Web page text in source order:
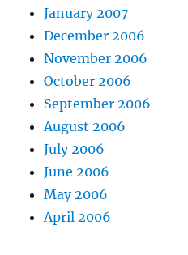
January 2007
December 2006
November 2006
October 2006
September 2006
August 2006
July 2006
June 2006
May 2006
April 2006